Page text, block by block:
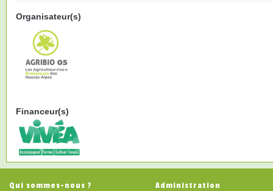
Organisateur(s)
Financeur(s)
Qui sommes-nous ?
Administration